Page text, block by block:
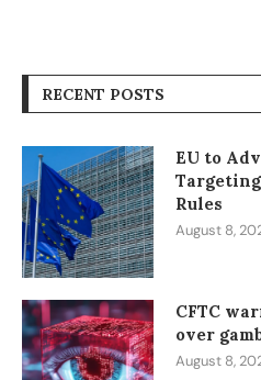
RECENT POSTS
EU to
Rules
August 8,
CFTC
over
August 8,